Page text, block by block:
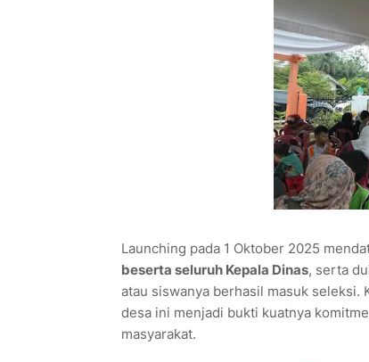
Launching pada 1 Oktober 2025
beserta seluruh Kepala Dinas, serta
atau siswanya berhasil masuk seleksi.
desa ini menjadi bukti kuatnya
masyarakat.